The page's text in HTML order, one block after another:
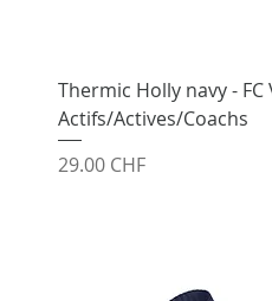
Thermic Holly navy - FC
Actifs/Actives/Coachs
Prix
29.00 CHF